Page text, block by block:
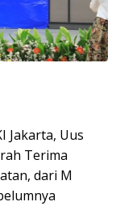
Jakarta, Uus
Terima
dari M